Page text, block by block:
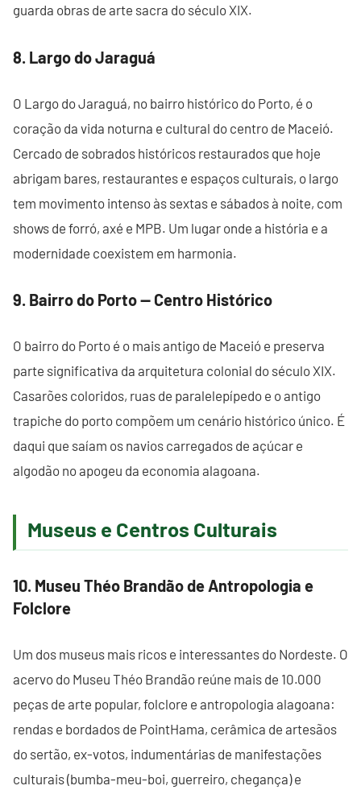
guarda obras de arte sacra do século XIX.
8. Largo do Jaraguá
O Largo do Jaraguá, no bairro histórico do Porto, é o
coração da vida noturna e cultural do centro de Maceió.
Cercado de sobrados históricos restaurados que hoje
abrigam bares, restaurantes e espaços culturais, o largo
tem movimento intenso às sextas e sábados à noite, com
shows de forró, axé e MPB. Um lugar onde a história e a
modernidade coexistem em harmonia.
9. Bairro do Porto — Centro Histórico
O bairro do Porto é o mais antigo de Maceió e preserva
parte significativa da arquitetura colonial do século XIX.
Casarões coloridos, ruas de paralelepípedo e o antigo
trapiche do porto compõem um cenário histórico único. É
daqui que saíam os navios carregados de açúcar e
algodão no apogeu da economia alagoana.
Museus e Centros Culturais
10. Museu Théo Brandão de Antropologia e
Folclore
Um dos museus mais ricos e interessantes do Nordeste. O
acervo do Museu Théo Brandão reúne mais de 10.000
peças de arte popular, folclore e antropologia alagoana:
rendas e bordados de PointHama, cerâmica de artesãos
do sertão, ex-votos, indumentárias de manifestações
culturais (bumba-meu-boi, guerreiro, chegança) e